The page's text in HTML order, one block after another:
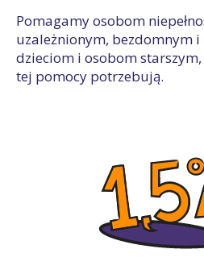
Pomagamy osobom
uzależnionym, bezdomnym
dzieciom i osobom
tej pomocy potrzebują.